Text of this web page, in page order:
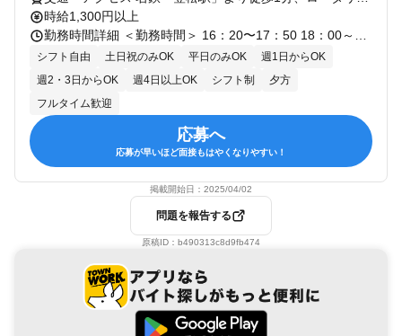
時給1,300円以上
シフト自由 土日祝のみOK 平日のみOK
週1日からOK
週2・3日からOK
週4日以上OK シフト制
夕方
フルタイム歓迎
応募へ
応募が早いほど面接もはやくなりやすい！
掲載開始日： 2025/04/02
問題を報告する
原稿ID： b490313c8d9fb474